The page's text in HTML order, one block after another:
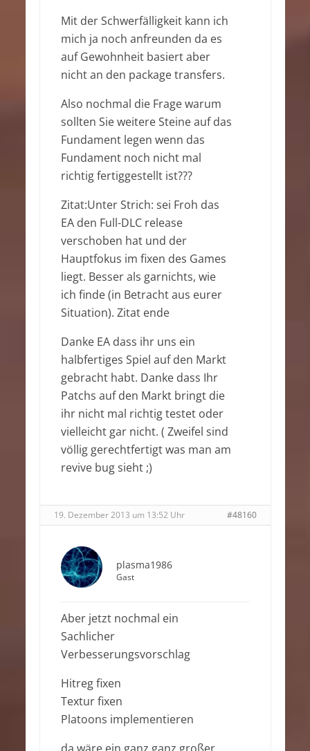
Mit der Schwerfälligkeit kann ich
mich ja noch anfreunden da es
auf Gewohnheit basiert aber
nicht an den package transfers.
Also nochmal die Frage warum
sollten Sie weitere Steine auf das
Fundament legen wenn das
Fundament noch nicht mal
richtig fertiggestellt ist???
Zitat:Unter Strich: sei Froh das
EA den Full-DLC release
verschoben hat und der
Hauptfokus im fixen des Games
liegt. Besser als garnichts, wie
ich finde (in Betracht aus eurer
Situation). Zitat ende
Danke EA dass ihr uns ein
halbfertiges Spiel auf den Markt
gebracht habt. Danke dass Ihr
Patchs auf den Markt bringt die
ihr nicht mal richtig testet oder
vielleicht gar nicht. ( Zweifel sind
völlig gerechtfertigt was man am
revive bug sieht ;)
19. Dezember 2013 um 13:52 Uhr #48160
plasma1986
Gast
Aber jetzt nochmal ein
Sachlicher
Verbesserungsvorschlag
Hitreg fixen
Textur fixen
Platoons implementieren